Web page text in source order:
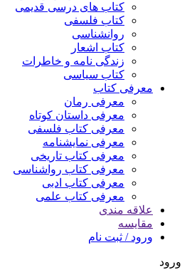
کتاب های درسی قدیمی
کتاب فلسفی
روانشناسی
کتاب اشعار
زندگی نامه و خاطرات
کتاب سیاسی
معرفی کتاب
معرفی رمان
معرفی داستان کوتاه
معرفی کتاب فلسفی
معرفی نمایشنامه
معرفی کتاب تاریخی
معرفی کتاب رواشناسی
معرفی کتاب ادبی
معرفی کتاب علمی
علاقه مندی
مقایسه
ورود / ثبت نام
ورود